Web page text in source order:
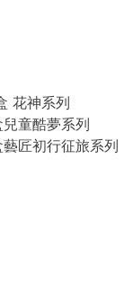
花神系列
童酷夢系列
匠初行征旅系列